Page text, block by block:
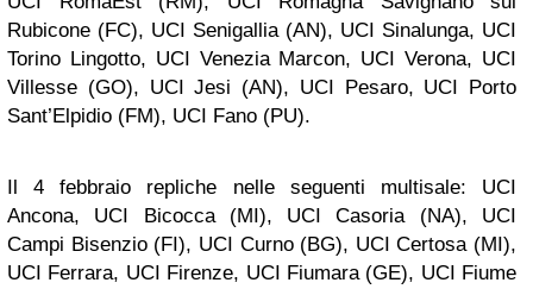
Rubicone (FC), UCI Senigallia (AN), UCI Sinalunga, UCI
Torino Lingotto, UCI Venezia Marcon, UCI Verona, UCI
Villesse (GO), UCI Jesi (AN), UCI Pesaro, UCI Porto
Sant’Elpidio (FM), UCI Fano (PU).
Il 4 febbraio repliche nelle seguenti multisale: UCI
Ancona, UCI Bicocca (MI), UCI Casoria (NA), UCI
Campi Bisenzio (FI), UCI Curno (BG), UCI Certosa (MI),
UCI Ferrara, UCI Firenze, UCI Fiumara (GE), UCI Fiume